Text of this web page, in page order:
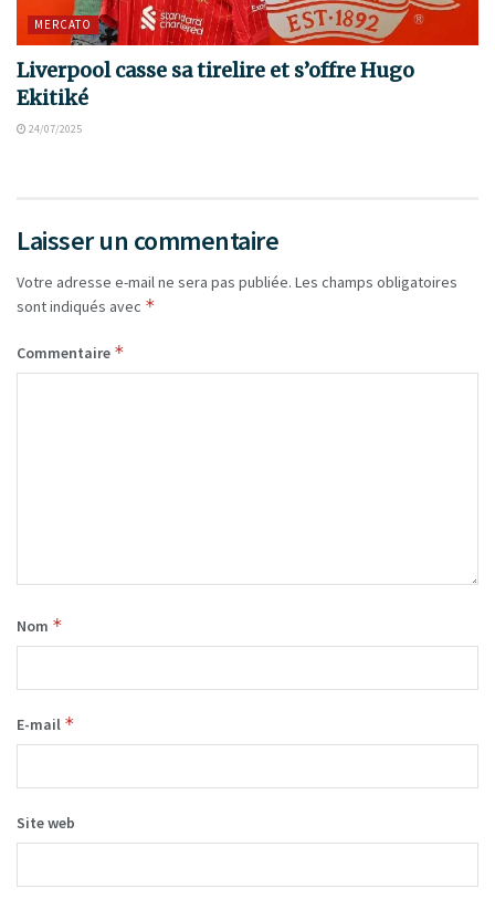
MERCATO
Liverpool casse sa tirelire et s’offre Hugo
Ekitiké
24/07/2025
Laisser un commentaire
Votre adresse e-mail ne sera pas publiée. Les champs obligatoires
sont indiqués avec *
Commentaire *
Nom *
E-mail *
Site web